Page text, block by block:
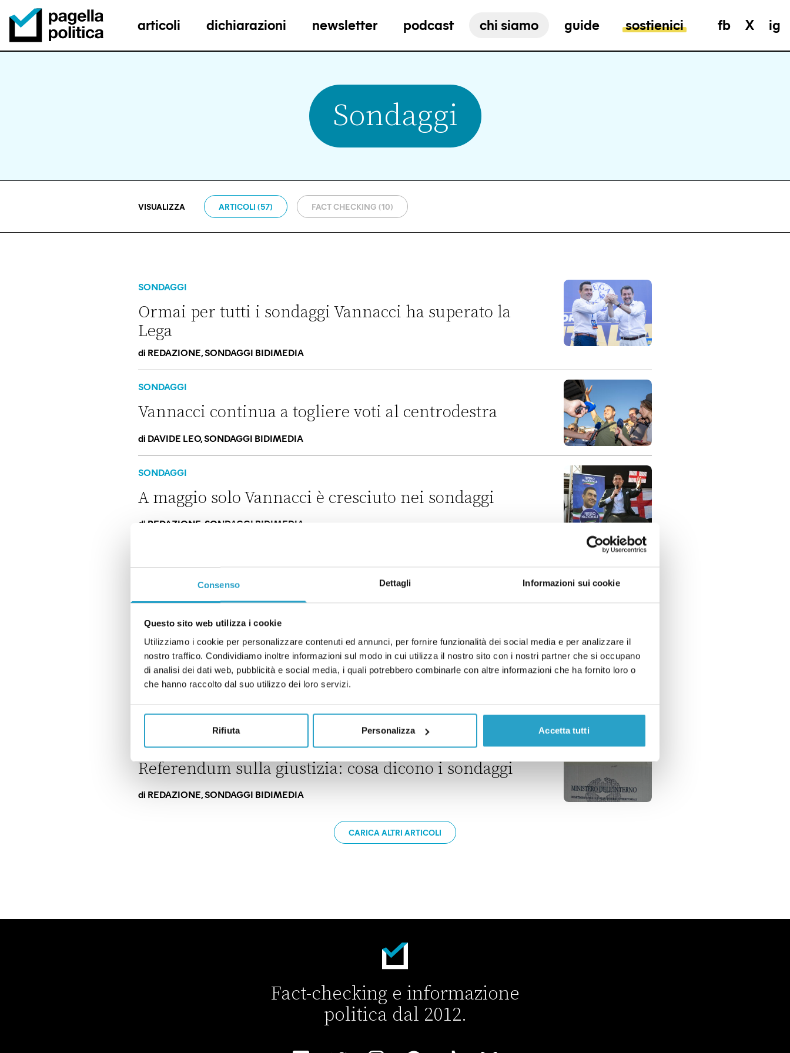
Consenso Dettagli Informazioni sui cookie
Questo sito web utilizza i cookie
Utilizziamo i cookie per personalizzare contenuti ed annunci, per fornire funzionalità dei social media e per analizzare il
nostro traffico. Condividiamo inoltre informazioni sul modo in cui utilizza il nostro sito con i nostri partner che si occupano
di analisi dei dati web, pubblicità e social media, i quali potrebbero combinarle con altre informazioni che ha fornito loro o
che hanno raccolto dal suo utilizzo dei loro servizi.
Rifiuta Personalizza Accetta tutti
Pagella Politica Logo
articoli dichiarazioni newsletter podcast chi siamo guide sostienici fb X ig
Sondaggi
VISUALIZZA ARTICOLI (57) FACT CHECKING (10)
SONDAGGI
Ormai per tutti i sondaggi Vannacci ha superato la
Lega
di REDAZIONE, SONDAGGI BIDIMEDIA
SONDAGGI
Vannacci continua a togliere voti al centrodestra
di DAVIDE LEO, SONDAGGI BIDIMEDIA
SONDAGGI
A maggio solo Vannacci è cresciuto nei sondaggi
di REDAZIONE, SONDAGGI BIDIMEDIA
Il “campo largo” ha superato il centrodestra nei
sondaggi
diDAVIDE LEO, SONDAGGI BIDIMEDIA
Il “campo largo” ha superato il centrodestra nei sondaggi
SONDAGGI
Il referendum ha fatto male a Fratelli d’Italia
Il referendum ha fatto male a Fratelli d’Italia
SONDAGGI
Referendum sulla giustizia: cosa dicono i sondaggi
di REDAZIONE, SONDAGGI BIDIMEDIA
Referendum sulla giustizia: cosa dicono i sondaggi
CARICA ALTRI ARTICOLI
Fact-checking e informazione
politica dal 2012.